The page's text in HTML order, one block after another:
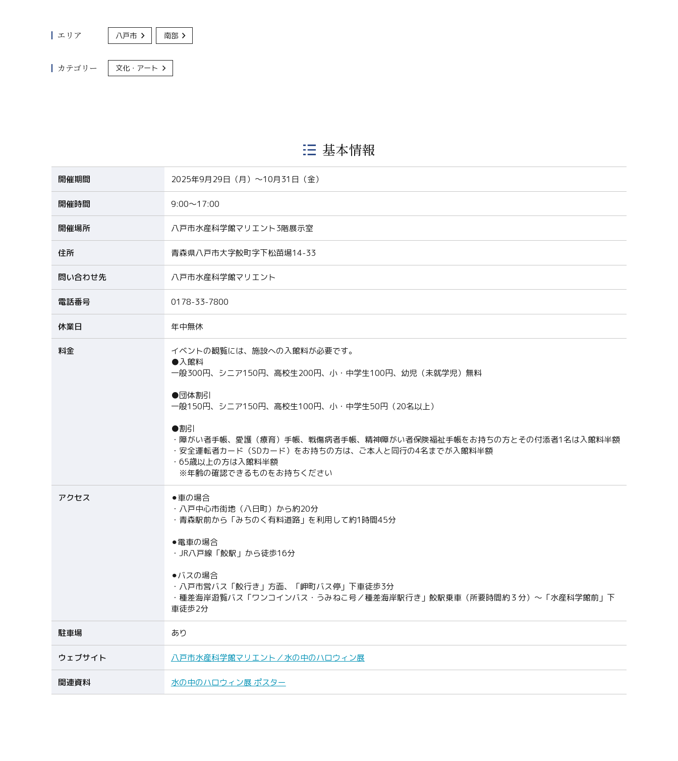
エリア 八戸市 南部
カテゴリー 文化・アート
基本情報
開催期間 2025年9月29日（月）～10月31日（金）
開催時間 9:00〜17:00
開催場所 八戸市水産科学館マリエント3階展示室
住所 青森県八戸市大字鮫町字下松苗場14-33
問い合わせ先 八戸市水産科学館マリエント
電話番号 0178-33-7800
休業日 年中無休
料金
イベントの観覧には、施設への入館料が必要です。
●入館料
一般300円、シニア150円、高校生200円、小・中学生100円、幼児（未就学児）無料
●団体割引
一般150円、シニア150円、高校生100円、小・中学生50円（20名以上）
●割引
・障がい者手帳、愛護（療育）手帳、戦傷病者手帳、精神障がい者保険福祉手帳をお持ちの方とその付添者1名は入館料半額
・安全運転者カード（SDカード）をお持ちの方は、ご本人と同行の4名までが入館料半額
・65歳以上の方は入館料半額
※年齢の確認できるものをお持ちください
アクセス
⚫︎車の場合
・八戸中心市街地（八日町）から約20分
・青森駅前から「みちのく有料道路」を利用して約1時間45分
⚫︎電車の場合
・JR八戸線「鮫駅」から徒歩16分
⚫︎バスの場合
・八戸市営バス「鮫行き」方面、「岬町バス停」下車徒歩3分
・種差海岸遊覧バス「ワンコインバス・うみねこ号／種差海岸駅行き」鮫駅乗車（所要時間約３分）〜「水産科学館前」下
車徒歩2分
駐車場 あり
ウェブサイト 八戸市水産科学館マリエント／水の中のハロウィン展
関連資料 水の中のハロウィン展 ポスター
Twitter